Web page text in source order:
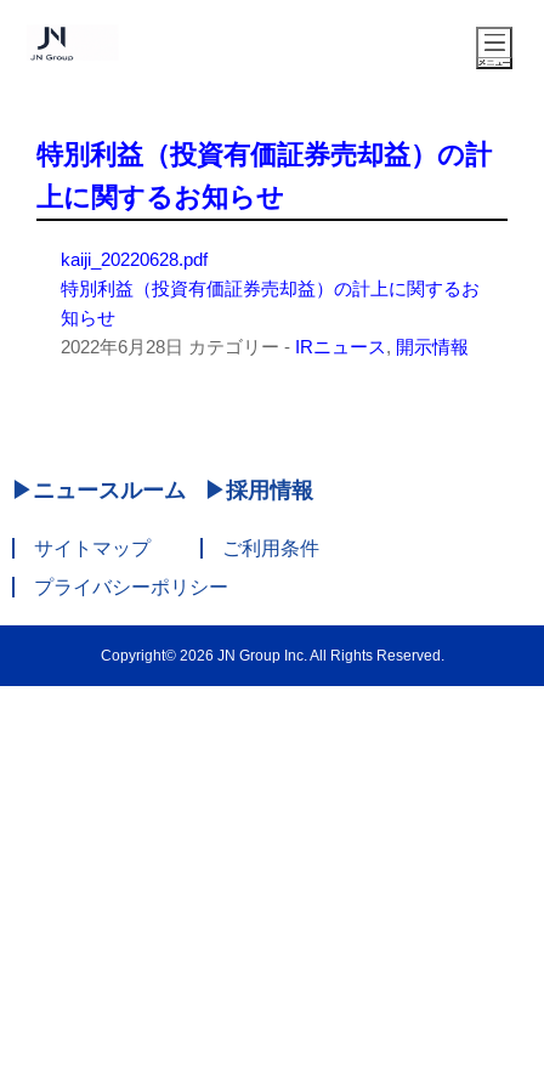
特別利益（投資有価証券売却益）の計
上に関するお知らせ
kaiji_20220628.pdf
特別利益（投資有価証券売却益）の計上に関するお
知らせ
2022年6月28日 カテゴリー - IRニュース, 開示情報
ニュースルーム 採用情報
サイトマップ
ご利用条件
プライバシーポリシー
Copyright© 2026 JN Group Inc. All Rights Reserved.